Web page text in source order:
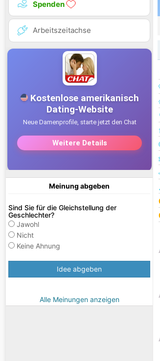
Spenden
Arbeitszeitachse
Meinung abgeben
Sind Sie für die Gleichstellung der
Geschlechter?
Jawohl
Nicht
Keine Ahnung
Idee abgeben
Alle Meinungen anzeigen